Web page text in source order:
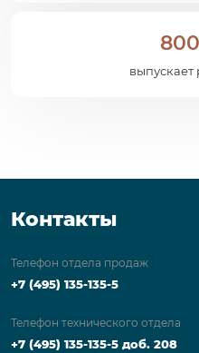
выпускает
Контакты
Телефон отдела продаж
+7 (495) 135-135-5
Телефон технического отдела
+7 (495) 135-135-5 доб. 208